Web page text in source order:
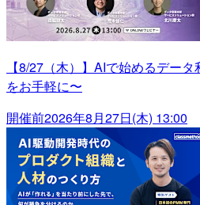
【8/27（木）】AIで始めるデー
をお手軽に〜
開催前2026年8月27日(木) 13:00